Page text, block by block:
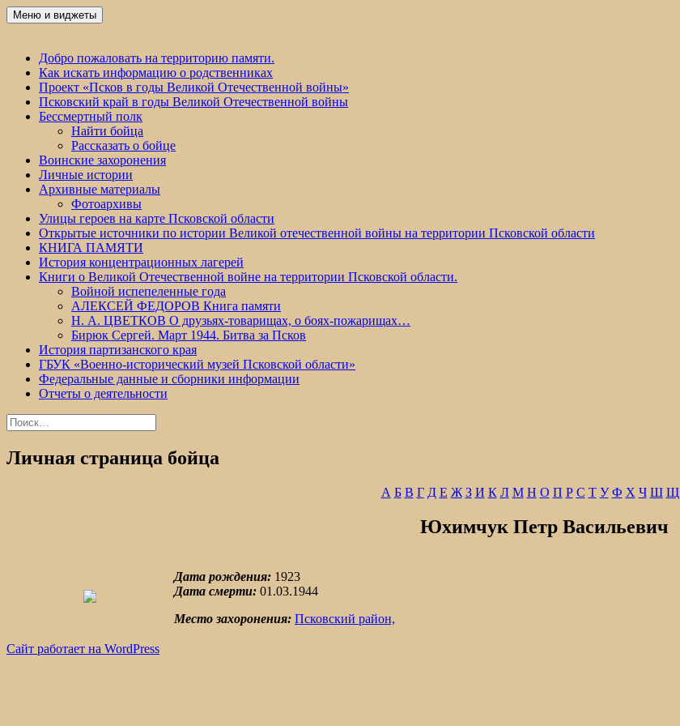
Перейти
к
Победа 60
Меню и виджеты
Добро пожаловать на территорию памяти.
Как искать информацию о родственниках
Проект «Псков в годы Великой Отечественной войны»
Псковский край в годы Великой Отечественной войны
Бессмертный полк
Найти бойца
Рассказать о бойце
Воинские захоронения
Личные истории
Архивные материалы
Фотоархивы
Улицы героев на карте Псковской области
Открытые источники по истории Великой отечественной войны на территории Псковской области
КНИГА ПАМЯТИ
История концентрационных лагерей
Книги о Великой Отечественной войне на территории Псковской области.
Войной испепеленные года
АЛЕКСЕЙ ФЕДОРОВ Книга памяти
Н. А. ЦВЕТКОВ О друзьях-товарищах, о боях-пожарищах…
Бирюк Сергей. Март 1944. Битва за Псков
История партизанского края
ГБУК «Военно-исторический музей Псковской области»
Федеральные данные и сборники информации
Отчеты о деятельности
Найти:
Личная страница бойца
А Б В Г Д Е Ж З И К Л М Н О П Р С Т У Ф Х Ч Ш Щ
Юхимчук Петр Васильевич
Дата рождения: 1923
Дата смерти: 01.03.1944
Место захоронения: Псковский район,
Сайт работает на WordPress